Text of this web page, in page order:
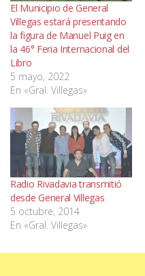
El Municipio de General
Villegas estará presentando
la figura de Manuel Puig en
la 46° Feria Internacional del
Libro
5 mayo, 2022
En «Gral. Villegas»
Radio Rivadavia transmitió
desde General Villegas
5 octubre, 2014
En «Gral. Villegas»